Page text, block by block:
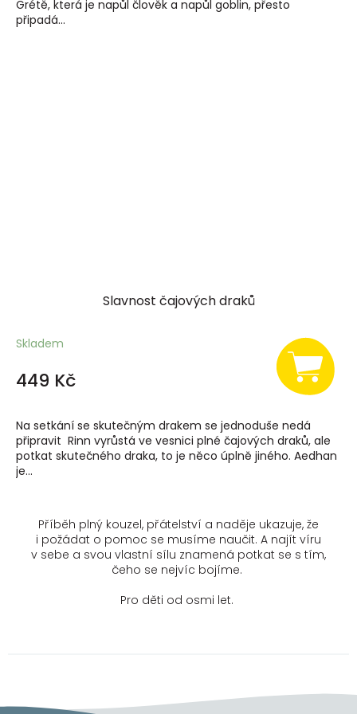
Grétě, která je napůl člověk a napůl goblin, přesto
připadá...
Slavnost čajových draků
Skladem
449 Kč
Na setkání se skutečným drakem se jednoduše nedá
připravit Rinn vyrůstá ve vesnici plné čajových draků, ale
potkat skutečného draka, to je něco úplně jiného. Aedhan
je...
Příběh plný kouzel, přátelství a naděje ukazuje, že
i požádat o pomoc se musíme naučit. A najít víru
v sebe a svou vlastní sílu znamená potkat se s tím,
čeho se nejvíc bojíme.
Pro děti od osmi let.